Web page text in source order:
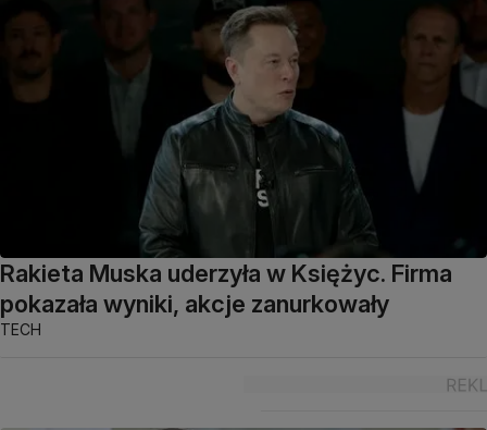
Rakieta Muska uderzyła w Księżyc. Firma
pokazała wyniki, akcje zanurkowały
TECH